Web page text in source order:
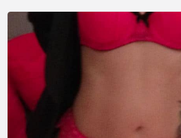
Getragene
Schuhe
von
mir